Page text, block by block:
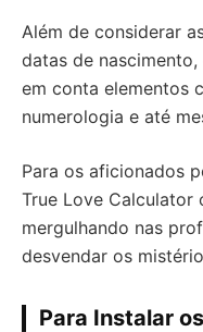
Além de considerar
datas de
em conta elementos
numerologia e até
Para os aficionados
True Love Calculator
mergulhando nas
desvendar os
Para Instalar